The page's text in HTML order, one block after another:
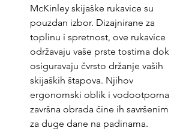
McKinley skijaške rukavice su
pouzdan izbor. Dizajnirane za
toplinu i spretnost, ove rukavice
održavaju vaše prste tostima dok
osiguravaju čvrsto držanje vaših
skijaških štapova. Njihov
ergonomski oblik i vodootporna
završna obrada čine ih savršenim
za duge dane na padinama.